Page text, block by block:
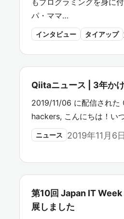
もプログラミングを身に
パ・ママ…
インタビュー タイアップ
Qiitaニュース | 3年か
2019/11/06 に配信され
hackers, こんにちは！い
ニュース 2019年11月6日
第10回 Japan IT Week
展しました